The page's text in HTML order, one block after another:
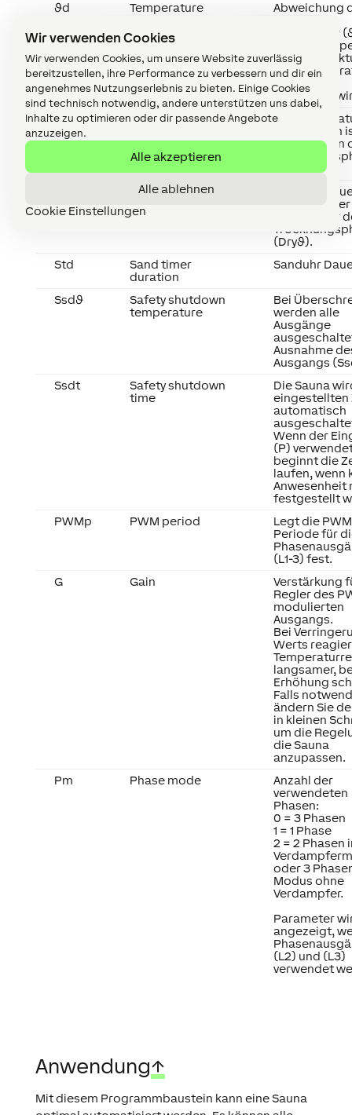
Wir verwenden Cookies
Wir verwenden Cookies, um unsere Website zuverlässig
bereitzustellen, ihre Performance zu verbessern und dir ein
angenehmes Nutzungserlebnis zu bieten. Einige Cookies
sind technisch notwendig, andere unterstützen uns dabei,
Inhalte zu optimieren oder dir passende Angebote
anzuzeigen.
Alle akzeptieren
Alle ablehnen
Cookie Einstellungen
ϑd
Temperature
Abweichung
Temperatur
der
(wenn die
(ϑb) nicht
verwendet
Dryϑ
Drying phase
Die
erforderlich
den Lüfter in
Drying phase
Erreichen der
Temperatur
(Dryϑ).
Std
Sand timer
duration
Sanduhr
Ssdϑ
Safety shutdown
temperature
Bei
werden alle
Ausgänge
Ausnahme
Ausgangs
Ssdt
Safety shutdown
time
Die Sauna
eingestellten
automatisch
Wenn der
(P)
beginnt die
laufen, wenn
Anwesenheit
festgestellt
PWMp
PWM period
Legt die
Periode für
(L1-3) fest.
G
Gain
Verstärkung
Regler des
modulierten
Ausgangs.
Bei
Werts
langsamer,
Erhöhung
Falls
ändern Sie
in kleinen
um die
die Sauna
anzupassen.
Pm
Phase mode
Anzahl der
verwendeten
Phasen:
0 = 3 Phasen
1 = 1 Phase
2 = 2 Phasen
oder 3
Modus ohne
Verdampfer.
Parameter
angezeigt,
(L2) und (L3)
verwendet
Anwendung↑
Mit diesem Programmbaustein kann eine Sauna